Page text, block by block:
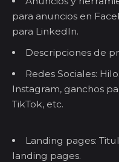
para anuncios en
para LinkedIn.
Descripciones de
Redes Sociales:
Instagram, ganchos
TikTok, etc.
Landing pages:
landing pages.